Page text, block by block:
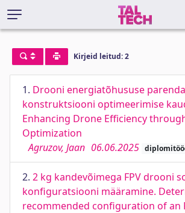
Kirjeid leitud: 2
1. Drooni energiatõhususe
konstruktsiooni optimeerimise
Enhancing Drone Efficiency
Optimization
Agruzov, Jaan 06.06.2025
2. 2 kg kandevõimega FPV drooni
konfiguratsiooni määramine.
recommended configuration of an